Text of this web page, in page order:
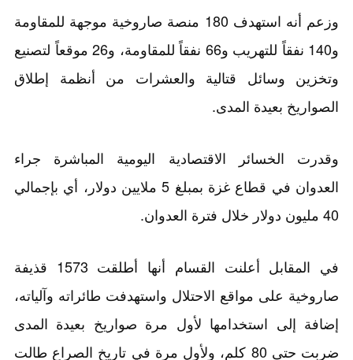
وزعم أنه استهدف 180 منصة صاروخية موجهة للمقاومة
و140 نفقاً للتهريب و66 نفقاً للمقاومة، و26 موقعاً لتصنيع
وتخزين وسائل قتالية والعشرات من أنظمة إطلاق
الصواريخ بعيدة المدى.
وقدرت الخسائر الاقتصادية اليومية المباشرة جراء
العدوان في قطاع غزة بمبلغ 5 ملايين دولار، أي بإجمالي
40 مليون دولار خلال فترة العدوان.
في المقابل أعلنت القسام أنها أطلقت 1573 قذيفة
صاروخية على مواقع الاحتلال واستهدفت طائراته وآلياته،
إضافة إلى استخدامها لأول مرة صواريخ بعيدة المدى
ضربت حتى 80 كلم، ولأول مرة في تاريخ الصراع طالت